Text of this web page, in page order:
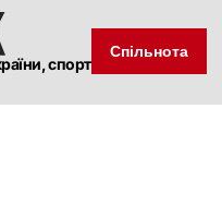
спорт
Спільнота